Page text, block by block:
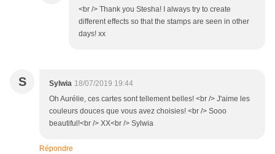
<br /> Thank you Stesha! I always try to create
different effects so that the stamps are seen in other
days! xx
S Sylwia 18/07/2019 19:44
Oh Aurélie, ces cartes sont tellement belles! <br /> J'aime les
couleurs douces que vous avez choisies! <br /> Sooo
beautiful!<br /> XX<br /> Sylwia
Répondre